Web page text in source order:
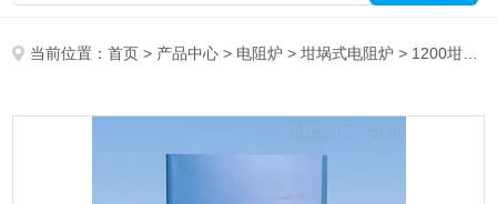
当前位置：首页 > 产品中心 > 电阻炉 >坩埚式电阻炉 > 1200坩埚式电阻炉